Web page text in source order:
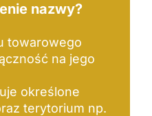
nazwy?
towarowego
na jego
określone
terytorium np.